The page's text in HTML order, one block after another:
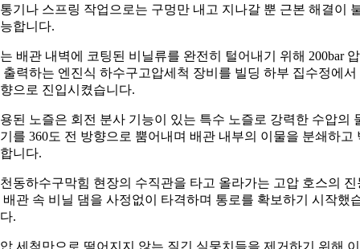
기나 스프링 작업으로는 구멍만 내고 지나갈 뿐 근본 해결이
합니다.
배관 내벽에 코팅된 비닐류를 완전히 털어내기 위해 200bar
출력하는 엔진식 하수구고압세척 장비를 빌딩 하부 집수정에서
으로 진입시켰습니다.
된 노즐은 회전 분사 기능이 있는 특수 노즐로 강력한 수압의
를 360도 전 방향으로 뿜어내며 배관 내부의 이물을 분쇄하고
니다.
동하수구막힘 현장의 수직관을 타고 올라가는 고압 호스의 진
배관 속 비닐 댐을 사정없이 타격하며 통로를 확보하기 시작했
.
세척만으로 떨어지지 않는 질긴 실뭉치들을 제거하기 위해